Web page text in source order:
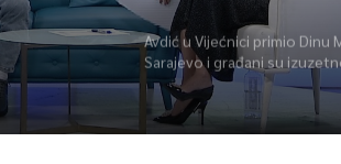
Avdić u Vijećnici primio Dinu
Sarajevo i građani su
zahvalni